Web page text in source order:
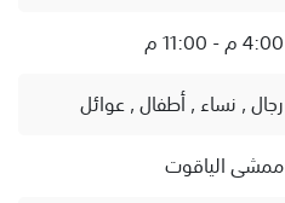
4:00 م - 11:00 م
رجال , نساء , أطفال , عوائل
ممشى الياقوت